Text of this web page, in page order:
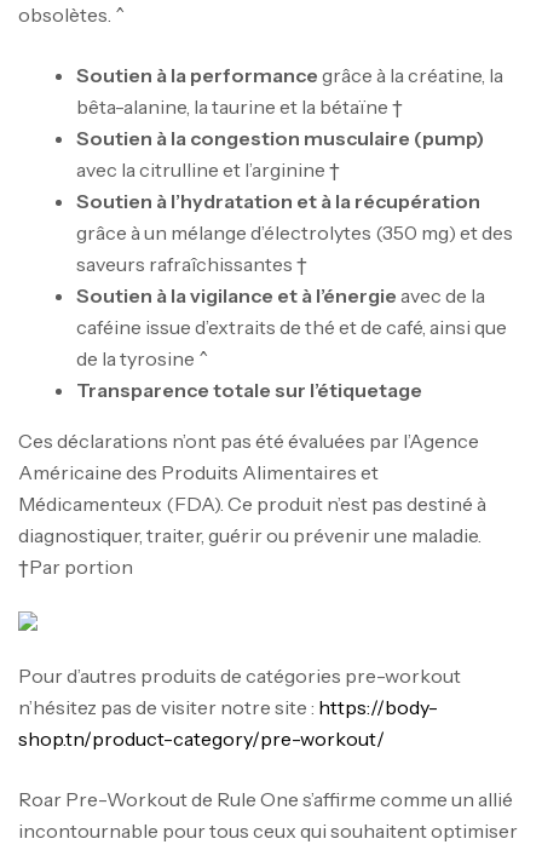
obsolètes. ^
Soutien à la performance grâce à la créatine, la
bêta-alanine, la taurine et la bétaïne †
Soutien à la congestion musculaire (pump)
avec la citrulline et l’arginine †
Soutien à l’hydratation et à la récupération
grâce à un mélange d’électrolytes (350 mg) et des
saveurs rafraîchissantes †
Soutien à la vigilance et à l’énergie avec de la
caféine issue d’extraits de thé et de café, ainsi que
de la tyrosine ^
Transparence totale sur l’étiquetage
Ces déclarations n’ont pas été évaluées par l’Agence
Américaine des Produits Alimentaires et
Médicamenteux (FDA). Ce produit n’est pas destiné à
diagnostiquer, traiter, guérir ou prévenir une maladie.
†Par portion
Pour d’autres produits de catégories pre-workout
n’hésitez pas de visiter notre site : https://body-
shop.tn/product-category/pre-workout/
Roar Pre-Workout de Rule One s’affirme comme un allié
incontournable pour tous ceux qui souhaitent optimiser
Mega Creatine CREAPURE – 306 Gr –
CREATINE
د.ت126